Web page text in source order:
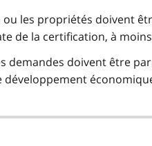
ou les propriétés doivent
de la certification, à
demandes doivent être
développement